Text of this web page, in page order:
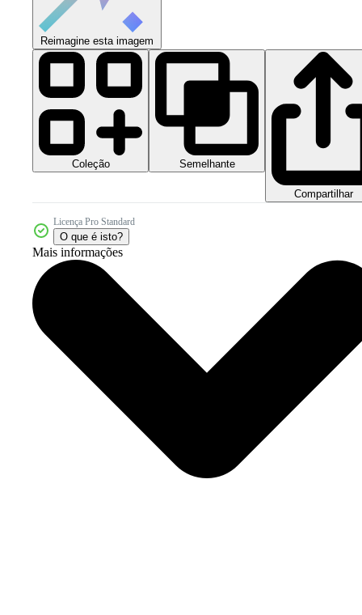
Reimagine esta imagem
Coleção Semelhante
Compartilhar
Licença Pro Standard
O que é isto?
Mais informações